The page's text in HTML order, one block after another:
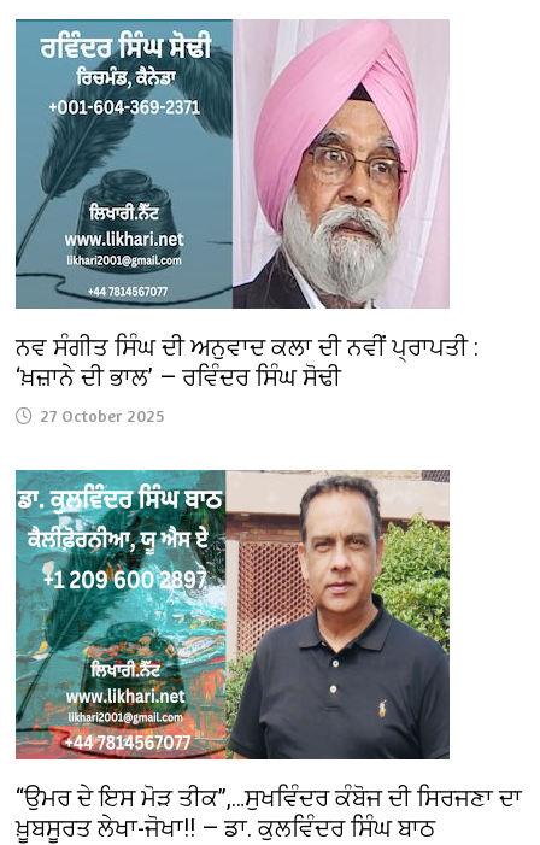
ਨਵ ਸੰਗੀਤ ਸਿੰਘ ਦੀ ਅਨੁਵਾਦ ਕਲਾ ਦੀ ਨਵੀਂ ਪ੍ਰਾਪਤੀ :
‘ਖ਼ਜ਼ਾਨੇ ਦੀ ਭਾਲ’ — ਰਵਿੰਦਰ ਸਿੰਘ ਸੋਢੀ
27 October 2025
“ਉਮਰ ਦੇ ਇਸ ਮੋੜ ਤੀਕ”,…ਸੁਖਵਿੰਦਰ ਕੰਬੋਜ ਦੀ ਸਿਰਜਣਾ ਦਾ
ਖ਼ੂਬਸੂਰਤ ਲੇਖਾ-ਜੋਖਾ!! — ਡਾ. ਕੁਲਵਿੰਦਰ ਸਿੰਘ ਬਾਠ